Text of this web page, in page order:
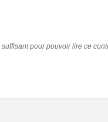
pour pouvoir lire ce